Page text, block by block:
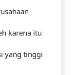
karena itu
yang tinggi